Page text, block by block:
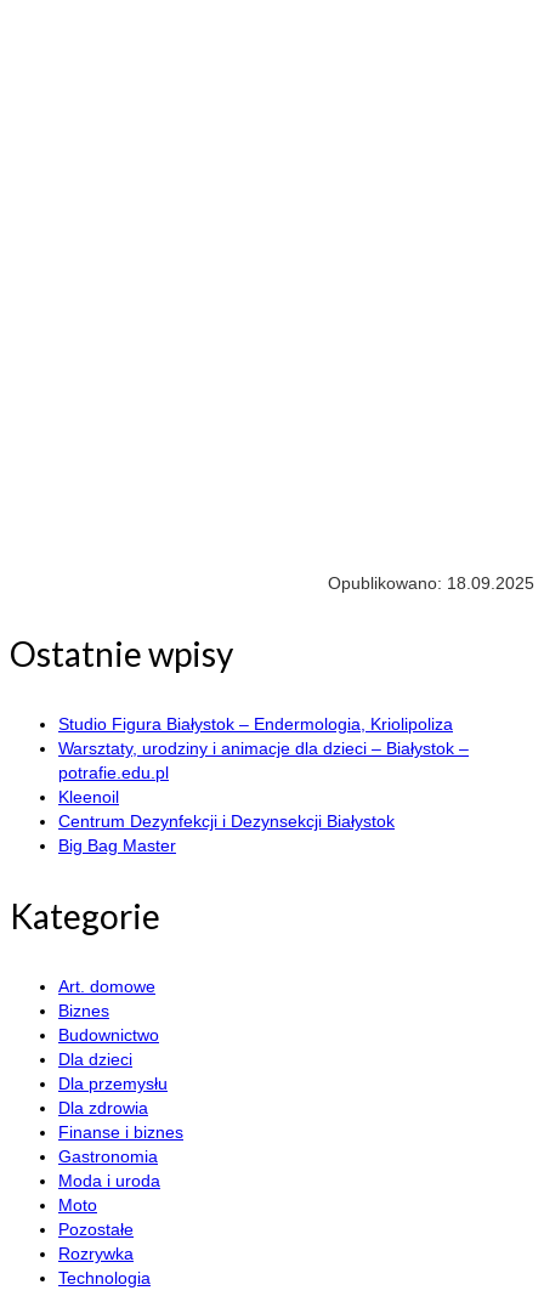
Opublikowano: 18.09.2025
Ostatnie wpisy
Studio Figura Białystok – Endermologia, Kriolipoliza
Warsztaty, urodziny i animacje dla dzieci – Białystok –
potrafie.edu.pl
Kleenoil
Centrum Dezynfekcji i Dezynsekcji Białystok
Big Bag Master
Kategorie
Art. domowe
Biznes
Budownictwo
Dla dzieci
Dla przemysłu
Dla zdrowia
Finanse i biznes
Gastronomia
Moda i uroda
Moto
Pozostałe
Rozrywka
Technologia